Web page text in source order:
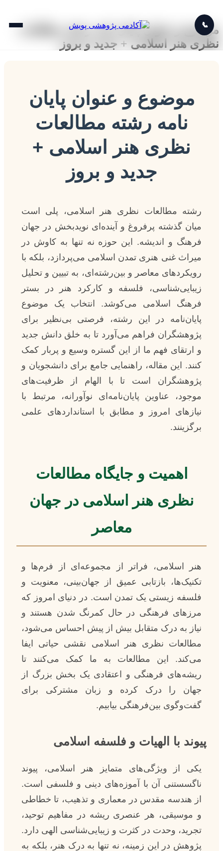
📞
موضوع و عنوان پایان نامه رشته مطالعات
نظری هنر اسلامی + جدید و بروز
موضوع و عنوان پایان
نامه رشته مطالعات
نظری هنر اسلامی +
جدید و بروز
رشته مطالعات نظری هنر اسلامی، پلی است
میان گذشته پرفروغ و آینده‌ای نویدبخش در جهان
فرهنگ و اندیشه. این حوزه نه تنها به کاوش در
میراث غنی هنری تمدن اسلامی می‌پردازد، بلکه با
رویکردهای معاصر و بین‌رشته‌ای، به تبیین و تحلیل
زیبایی‌شناسی، فلسفه و کارکرد هنر در بستر
فرهنگ اسلامی می‌کوشد. انتخاب یک موضوع
پایان‌نامه در این رشته، فرصتی بی‌نظیر برای
پژوهشگران فراهم می‌آورد تا به خلق دانش جدید
و ارتقای فهم ما از این گستره وسیع و پربار کمک
کنند. این مقاله، راهنمایی جامع برای دانشجویان و
پژوهشگران است تا با الهام از ظرفیت‌های
موجود، عناوین پایان‌نامه‌ای نوآورانه، مرتبط با
نیازهای امروز و مطابق با استانداردهای علمی
برگزینند.
اهمیت و جایگاه مطالعات
نظری هنر اسلامی در جهان
معاصر
هنر اسلامی، فراتر از مجموعه‌ای از فرم‌ها و
تکنیک‌ها، بازتابی عمیق از جهان‌بینی، معنویت و
فلسفه زیستی یک تمدن است. در دنیای امروز که
مرزهای فرهنگی در حال کمرنگ شدن هستند و
نیاز به درک متقابل بیش از پیش احساس می‌شود،
مطالعات نظری هنر اسلامی نقشی حیاتی ایفا
می‌کند. این مطالعات به ما کمک می‌کنند تا
ریشه‌های فرهنگی و اعتقادی یک بخش بزرگ از
جهان را درک کرده و زبان مشترکی برای
گفت‌وگوی بین‌فرهنگی بیابیم.
پیوند با الهیات و فلسفه اسلامی
یکی از ویژگی‌های متمایز هنر اسلامی، پیوند
ناگسستنی آن با آموزه‌های دینی و فلسفی است.
از هندسه مقدس در معماری و تذهیب، تا خطاطی
و موسیقی، هر عنصری ریشه در مفاهیم توحید،
تجرید، وحدت در کثرت و زیبایی‌شناسی الهی دارد.
پژوهش در این زمینه، نه تنها به درک هنر، بلکه به